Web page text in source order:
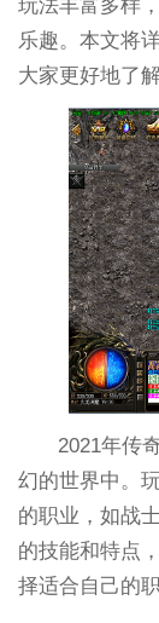
玩法丰富多样
乐趣。本文将
大家更好地了
2021年传
幻的世界中。
的职业，如战
的技能和特点
择适合自己的职